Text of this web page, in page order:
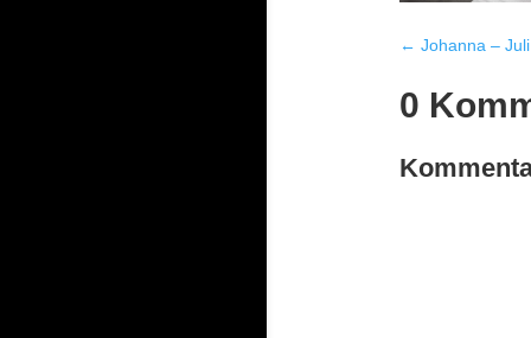
← Johanna –
0